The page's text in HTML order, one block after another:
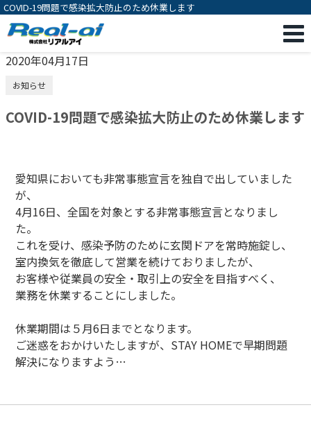
COVID-19問題で感染拡大防止のため休業します
2020年04月17日
お知らせ
COVID-19問題で感染拡大防止のため休業します
愛知県においても非常事態宣言を独自で出していました
が、
4月16日、全国を対象とする非常事態宣言となりまし
た。
これを受け、感染予防のために玄関ドアを常時施錠し、
室内換気を徹底して営業を続けておりましたが、
お客様や従業員の安全・取引上の安全を目指すべく、
業務を休業することにしました。
休業期間は５月6日までとなります。
ご迷惑をおかけいたしますが、STAY HOMEで早期問題
解決になりますよう…